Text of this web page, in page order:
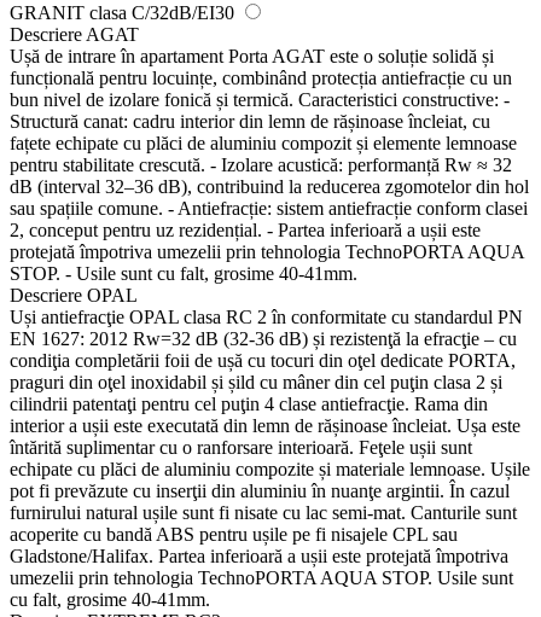
GRANIT clasa C/32dB/EI30
Descriere AGAT
Ușă de intrare în apartament Porta AGAT este o soluție solidă și
funcțională pentru locuințe, combinând protecția antiefracție cu un
bun nivel de izolare fonică și termică. Caracteristici constructive: -
Structură canat: cadru interior din lemn de rășinoase încleiat, cu
fațete echipate cu plăci de aluminiu compozit și elemente lemnoase
pentru stabilitate crescută. - Izolare acustică: performanță Rw ≈ 32
dB (interval 32–36 dB), contribuind la reducerea zgomotelor din hol
sau spațiile comune. - Antiefracție: sistem antiefracție conform clasei
2, conceput pentru uz rezidențial. - Partea inferioară a ușii este
protejată împotriva umezelii prin tehnologia TechnoPORTA AQUA
STOP. - Usile sunt cu falt, grosime 40-41mm.
Descriere OPAL
Uși antiefracţie OPAL clasa RC 2 în conformitate cu standardul PN
EN 1627: 2012 Rw=32 dB (32-36 dB) și rezistenţă la efracţie – cu
condiţia completării foii de ușă cu tocuri din oţel dedicate PORTA,
praguri din oţel inoxidabil și șild cu mâner din cel puţin clasa 2 și
cilindrii patentaţi pentru cel puţin 4 clase antiefracţie. Rama din
interior a ușii este executată din lemn de rășinoase încleiat. Ușa este
întărită suplimentar cu o ranforsare interioară. Feţele ușii sunt
echipate cu plăci de aluminiu compozite și materiale lemnoase. Ușile
pot fi prevăzute cu inserţii din aluminiu în nuanţe argintii. În cazul
furnirului natural ușile sunt fi nisate cu lac semi-mat. Canturile sunt
acoperite cu bandă ABS pentru ușile pe fi nisajele CPL sau
Gladstone/Halifax. Partea inferioară a ușii este protejată împotriva
umezelii prin tehnologia TechnoPORTA AQUA STOP. Usile sunt
cu falt, grosime 40-41mm.